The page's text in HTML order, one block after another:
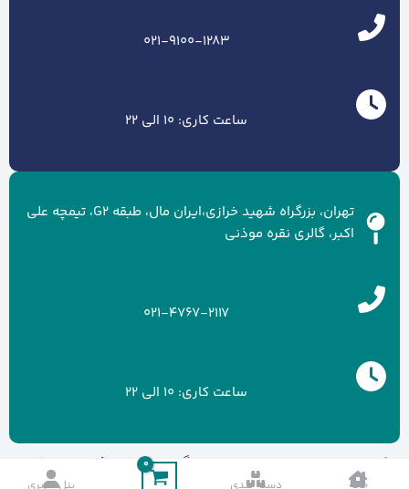
021-9100-1283
ساعت کاری: 10 الی 22
تهران، بزرگراه شهید خرازی،ایران مال، طبقه G2، تیمچه علی
اکبر، گالری نقره موذنی
021-4767-2117
ساعت کاری: 10 الی 22
کلیه حقوق سایت متعلق به برند گالری نقره موذنی می باشد.